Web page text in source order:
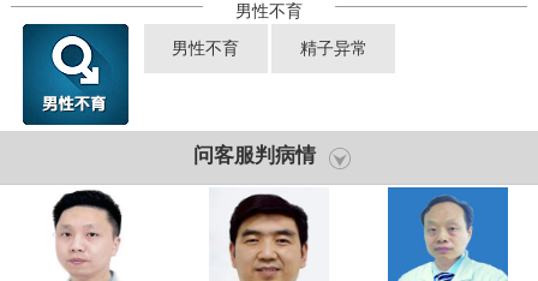
男性不育
男性不育 精子异常
问客服判病情